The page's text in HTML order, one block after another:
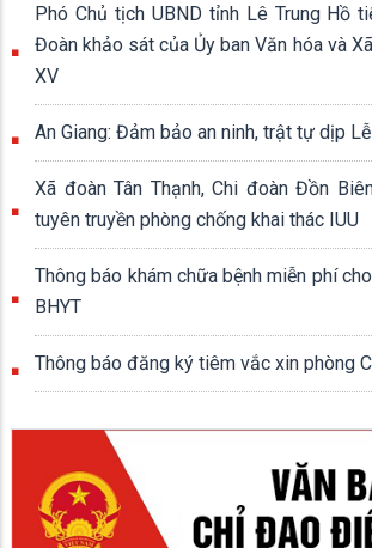
Phó Chủ tịch UBND tỉnh Lê Trung Hồ
Đoàn khảo sát của Ủy ban Văn hóa và
XV
An Giang: Đảm bảo an ninh, trật tự dịp
Xã đoàn Tân Thạnh, Chi đoàn Đồn
tuyên truyền phòng chống khai thác IUU
Thông báo khám chữa bệnh miễn phí
BHYT
Thông báo đăng ký tiêm vắc xin phòng